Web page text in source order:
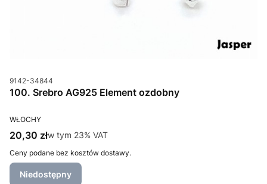
Kod produktu
9142-34844
100. Srebro AG925 Element ozdobny
PRODUCENT
WŁOCHY
Cena brutto
20,30 złw tym %s VAT
w tym 23% VAT
Ceny podane bez kosztów dostawy.
Niedostępny